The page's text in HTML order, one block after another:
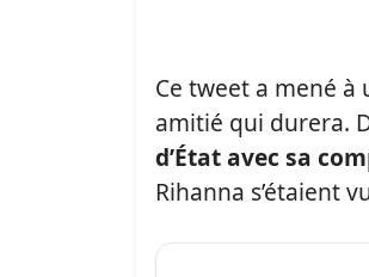
Ce tweet a mené à
amitié qui durera.
d’État avec sa
Rihanna s’étaient